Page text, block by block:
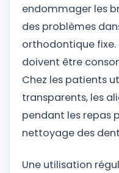
endommager les
des problèmes
orthodontique fixe.
doivent être
Chez les patients
transparents, les
pendant les repas
nettoyage des
Une utilisation